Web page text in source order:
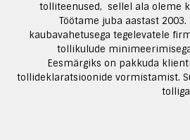
tolliteenused, sellel ala oleme
Töötame juba aastast
kaubavahetusega tegelevatele
tollikulude
Eesmärgiks on pakkuda
tollideklaratsioonide vormistamist.